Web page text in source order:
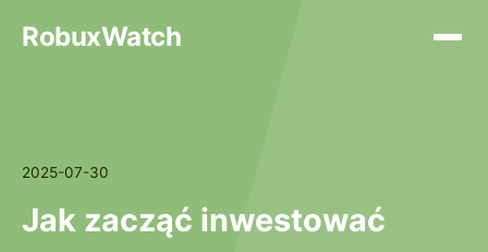
RobuxWatch
2025-07-30
Jak zacząć inwestować